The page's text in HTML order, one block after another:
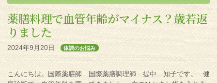
薬膳料理で血管年齢がマイナス？歳若返
りました
2024年9月20日 体調のお悩み
こんにちは。国際薬膳師 国際薬膳調理師 提中 知子です。 健